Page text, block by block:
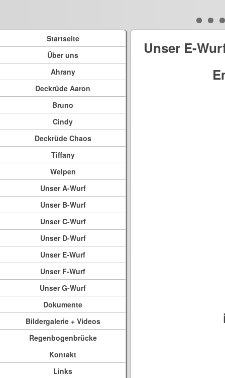
Startseite
Über uns
Ahrany
Deckrüde Aaron
Bruno
Cindy
Deckrüde Chaos
Tiffany
Welpen
Unser A-Wurf
Unser B-Wurf
Unser C-Wurf
Unser D-Wurf
Unser E-Wurf
Unser F-Wurf
Unser G-Wurf
Dokumente
Bildergalerie + Videos
Regenbogenbrücke
Kontakt
Links
Unser E-